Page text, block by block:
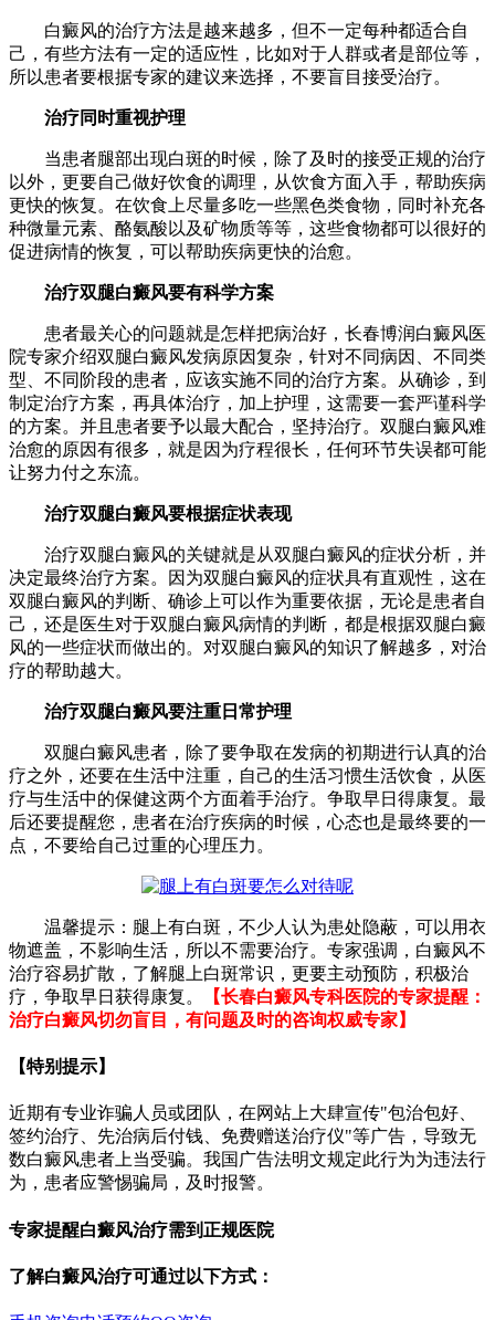
白癜风的治疗方法是越来越多，但不一定每种都适合自
己，有些方法有一定的适应性，比如对于人群或者是部位等，
所以患者要根据专家的建议来选择，不要盲目接受治疗。
治疗同时重视护理
当患者腿部出现白斑的时候，除了及时的接受正规的治疗
以外，更要自己做好饮食的调理，从饮食方面入手，帮助疾病
更快的恢复。在饮食上尽量多吃一些黑色类食物，同时补充各
种微量元素、酪氨酸以及矿物质等等，这些食物都可以很好的
促进病情的恢复，可以帮助疾病更快的治愈。
治疗双腿白癜风要有科学方案
患者最关心的问题就是怎样把病治好，长春博润白癜风医
院专家介绍双腿白癜风发病原因复杂，针对不同病因、不同类
型、不同阶段的患者，应该实施不同的治疗方案。从确诊，到
制定治疗方案，再具体治疗，加上护理，这需要一套严谨科学
的方案。并且患者要予以最大配合，坚持治疗。双腿白癜风难
治愈的原因有很多，就是因为疗程很长，任何环节失误都可能
让努力付之东流。
治疗双腿白癜风要根据症状表现
治疗双腿白癜风的关键就是从双腿白癜风的症状分析，并
决定最终治疗方案。因为双腿白癜风的症状具有直观性，这在
双腿白癜风的判断、确诊上可以作为重要依据，无论是患者自
己，还是医生对于双腿白癜风病情的判断，都是根据双腿白癜
风的一些症状而做出的。对双腿白癜风的知识了解越多，对治
疗的帮助越大。
治疗双腿白癜风要注重日常护理
双腿白癜风患者，除了要争取在发病的初期进行认真的治
疗之外，还要在生活中注重，自己的生活习惯生活饮食，从医
疗与生活中的保健这两个方面着手治疗。争取早日得康复。最
后还要提醒您，患者在治疗疾病的时候，心态也是最终要的一
点，不要给自己过重的心理压力。
温馨提示：腿上有白斑，不少人认为患处隐蔽，可以用衣
物遮盖，不影响生活，所以不需要治疗。专家强调，白癜风不
治疗容易扩散，了解腿上白斑常识，更要主动预防，积极治
疗，争取早日获得康复。
【长春白癜风专科医院的专家提醒：
治疗白癜风切勿盲目，有问题及时的咨询权威专家】
【特别提示】
近期有专业诈骗人员或团队，在网站上大肆宣传"包治包好、
签约治疗、先治病后付钱、免费赠送治疗仪"等广告，导致无
数白癜风患者上当受骗。我国广告法明文规定此行为为违法行
为，患者应警惕骗局，及时报警。
专家提醒白癜风治疗需到正规医院
了解白癜风治疗可通过以下方式：